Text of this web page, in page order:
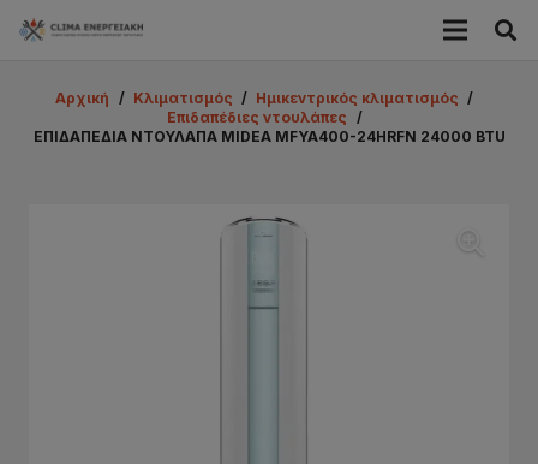
Αρχική / Κλιματισμός / Ημικεντρικός κλιματισμός /
Επιδαπέδιες ντουλάπες /
ΕΠΙΔΑΠΕΔΙΑ ΝΤΟΥΛΑΠΑ MIDEA MFYA400-24HRFN 24000 BTU